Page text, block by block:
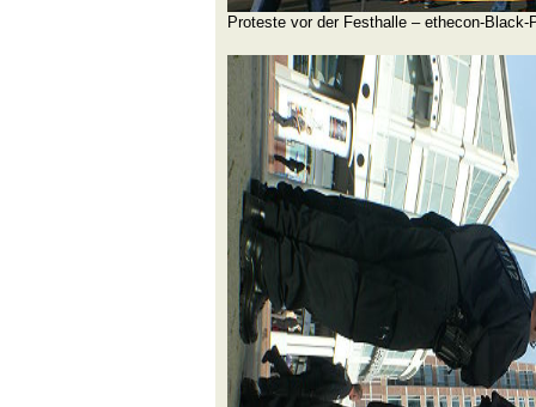
Proteste vor der Festhalle – ethecon-Black-